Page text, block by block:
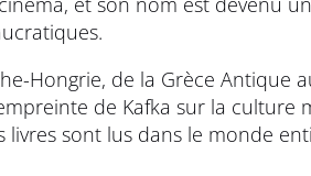
Hongrie, de la Grèce Antique
de Kafka sur la
livres sont lus dans le monde